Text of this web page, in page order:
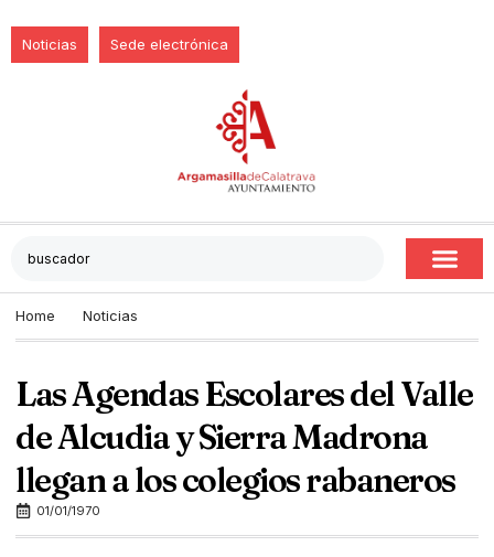
Noticias Sede electrónica
Home Noticias
Las Agendas Escolares del Valle
de Alcudia y Sierra Madrona
llegan a los colegios rabaneros
01/01/1970